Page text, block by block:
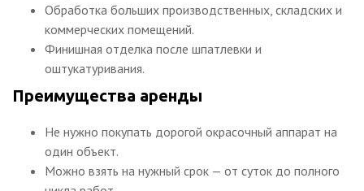
Обработка больших производственных, складских и
коммерческих помещений.
Финишная отделка после шпатлевки и
оштукатуривания.
Преимущества аренды
Не нужно покупать дорогой окрасочный аппарат на
один объект.
Можно взять на нужный срок — от суток до полного